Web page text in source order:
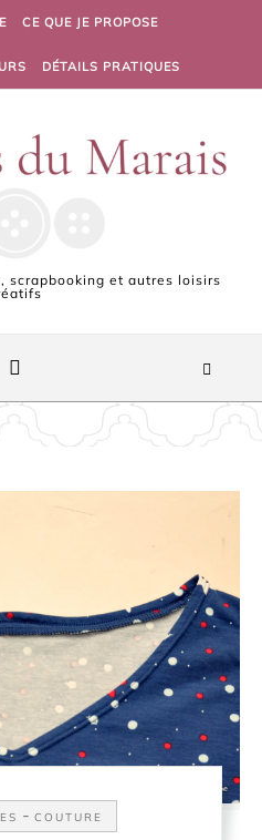
CE QUE JE PROPOSE
DÉTAILS PRATIQUES
scrapbooking et autres loisirs
-COUTURE